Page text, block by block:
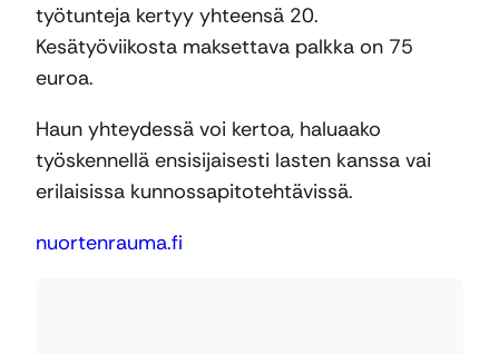
työtunteja kertyy yhteensä 20.
Kesätyöviikosta maksettava palkka on 75
euroa.
Haun yhteydessä voi kertoa, haluaako
työskennellä ensisijaisesti lasten kanssa vai
erilaisissa kunnossapitotehtävissä.
nuortenrauma.fi